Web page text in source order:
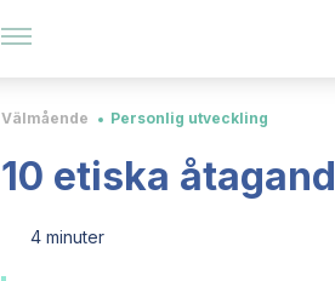
Välmående Personlig utveckling
10 etiska
4 minuter